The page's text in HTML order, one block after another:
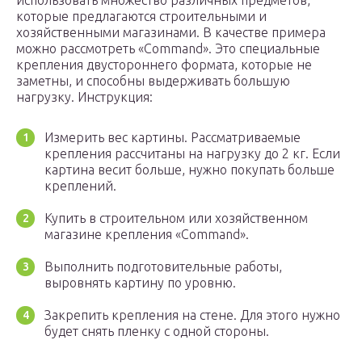
которые предлагаются строительными и
хозяйственными магазинами. В качестве примера
можно рассмотреть «Command». Это специальные
крепления двустороннего формата, которые не
заметны, и способны выдерживать большую
нагрузку. Инструкция:
Измерить вес картины. Рассматриваемые
крепления рассчитаны на нагрузку до 2 кг. Если
картина весит больше, нужно покупать больше
креплений.
Купить в строительном или хозяйственном
магазине крепления «Command».
Выполнить подготовительные работы,
выровнять картину по уровню.
Закрепить крепления на стене. Для этого нужно
будет снять пленку с одной стороны.